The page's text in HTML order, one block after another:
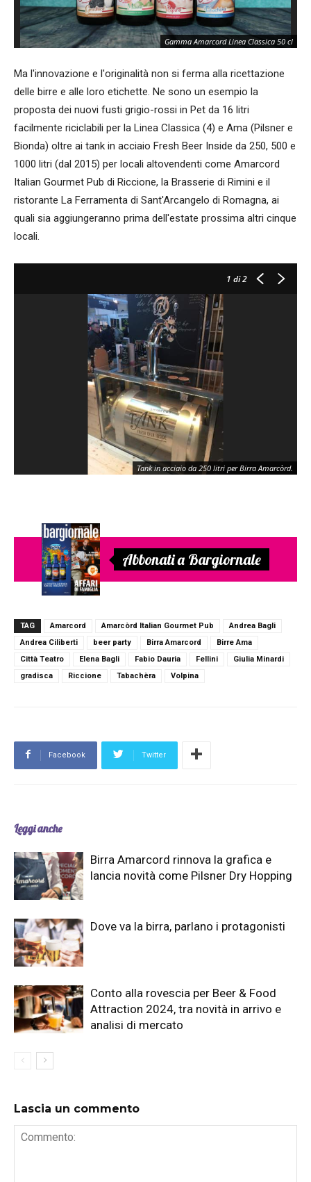
Gamma Amarcord Linea Classica 50 cl
Ma l'innovazione e l'originalità non si ferma alla ricettazione
delle birre e alle loro etichette. Ne sono un esempio la
proposta dei nuovi fusti grigio-rossi in Pet da 16 litri
facilmente riciclabili per la Linea Classica (4) e Ama (Pilsner e
Bionda) oltre ai tank in acciaio Fresh Beer Inside da 250, 500 e
1000 litri (dal 2015) per locali altovendenti come Amarcord
Italian Gourmet Pub di Riccione, la Brasserie di Rimini e il
ristorante La Ferramenta di Sant'Arcangelo di Romagna, ai
quali sia aggiungeranno prima dell'estate prossima altri cinque
locali.
1 di 2
Tank in acciaio da 250 litri per Birra Amarcòrd.
Abbonati a Bargiornale
TAG Amarcord Amarcòrd Italian Gourmet Pub
Andrea Bagli
Andrea Ciliberti
beer party Birra Amarcord
Birre Ama
Città Teatro
Elena Bagli Fabio Dauria Fellini
Giulia Minardi
gradisca
Riccione Tabachèra Volpina
Facebook Twitter
Leggi anche
Birra Amarcord rinnova la grafica e
lancia novità come Pilsner Dry Hopping
Dove va la birra, parlano i protagonisti
Conto alla rovescia per Beer & Food
Attraction 2024, tra novità in arrivo e
analisi di mercato
Lascia un commento